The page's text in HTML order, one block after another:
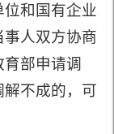
和国有企业
人双方协商
部申请调
不成的，可